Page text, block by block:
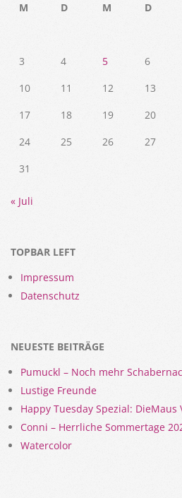
M
D M D
3
4 5 6
10
11 12 13
17
18 19 20
24
25 26 27
31
« Juli
TOPBAR LEFT
Impressum
Datenschutz
NEUESTE BEITRÄGE
Pumuckl – Noch mehr
Lustige Freunde
Happy Tuesday Spezial: DieMaus
Conni – Herrliche Sommertage
Watercolor